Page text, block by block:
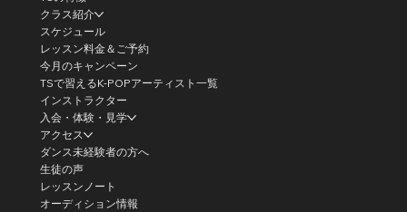
クラス紹介
スケジュール
レッスン料金＆ご予約
今月のキャンペーン
TSで習えるK-POPアーティスト一覧
インストラクター
入会・体験・見学
アクセス
ダンス未経験者の方へ
生徒の声
レッスンノート
オーディション情報